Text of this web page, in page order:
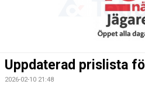
STALLPLATS
Uppdaterad prislista
2026-02-10 21:48